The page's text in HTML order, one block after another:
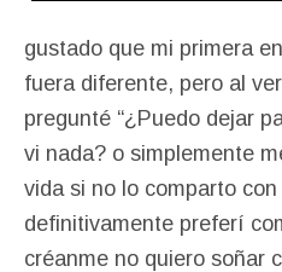
gustado que mi primera
fuera diferente, pero al
pregunté “¿Puedo dejar
vi nada? o simplemente
vida si no lo comparto con
definitivamente preferí
créanme no quiero soñar